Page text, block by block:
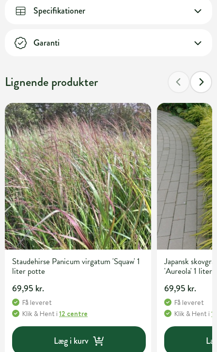
Specifikationer
Garanti
Lignende produkter
Staudehirse Panicum virgatum 'Squaw' 1
liter potte
69,95 kr.
Få leveret
Klik & Hent i 12 centre
Læg i kurv
Japansk
'Aureola' 1 liter
69,95 kr.
Få leveret
Klik & Hent i